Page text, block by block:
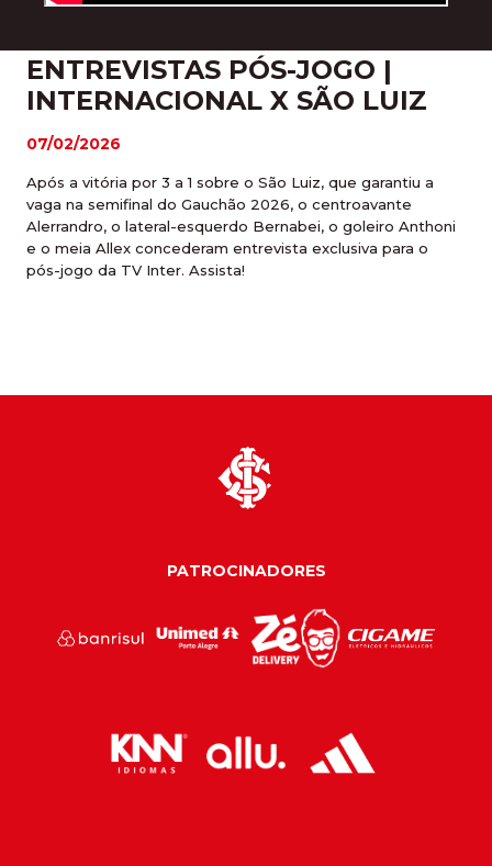
ENTREVISTAS PÓS-JOGO |
INTERNACIONAL X SÃO LUIZ
07/02/2026
Após a vitória por 3 a 1 sobre o São Luiz, que garantiu a
vaga na semifinal do Gauchão 2026, o centroavante
Alerrandro, o lateral-esquerdo Bernabei, o goleiro Anthoni
e o meia Allex concederam entrevista exclusiva para o
pós-jogo da TV Inter. Assista!
PATROCINADORES